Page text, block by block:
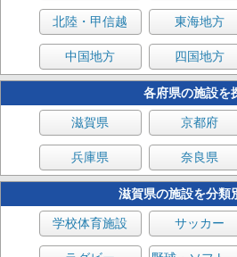
北陸・甲信越 東海地方
中国地方 四国地方
各府県の施設を
滋賀県 京都府
兵庫県 奈良県
滋賀県の施設を分類
学校体育施設 サッカー